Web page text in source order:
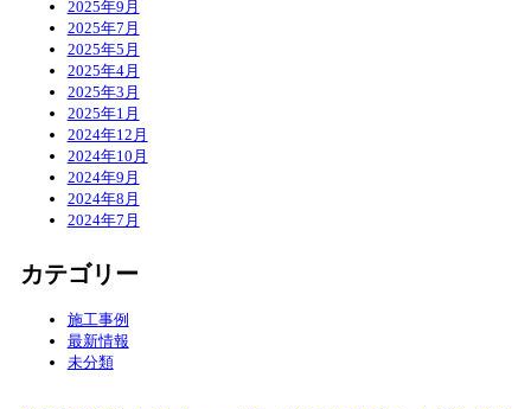
2025年9月
2025年7月
2025年5月
2025年4月
2025年3月
2025年1月
2024年12月
2024年10月
2024年9月
2024年8月
2024年7月
カテゴリー
施工事例
最新情報
未分類